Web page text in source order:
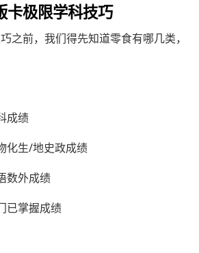
卡极限学科技巧
之前，我们得先知道零食有哪几类，
成绩
化生/地史政成绩
数外成绩
已掌握成绩